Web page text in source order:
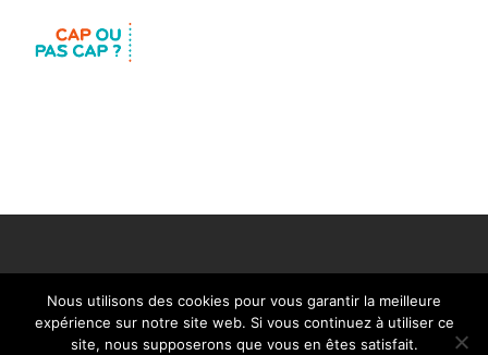
Mentions légales Nous contacter
Nous utilisons des cookies pour vous garantir la meilleure
expérience sur notre site web. Si vous continuez à utiliser ce
site, nous supposerons que vous en êtes satisfait.